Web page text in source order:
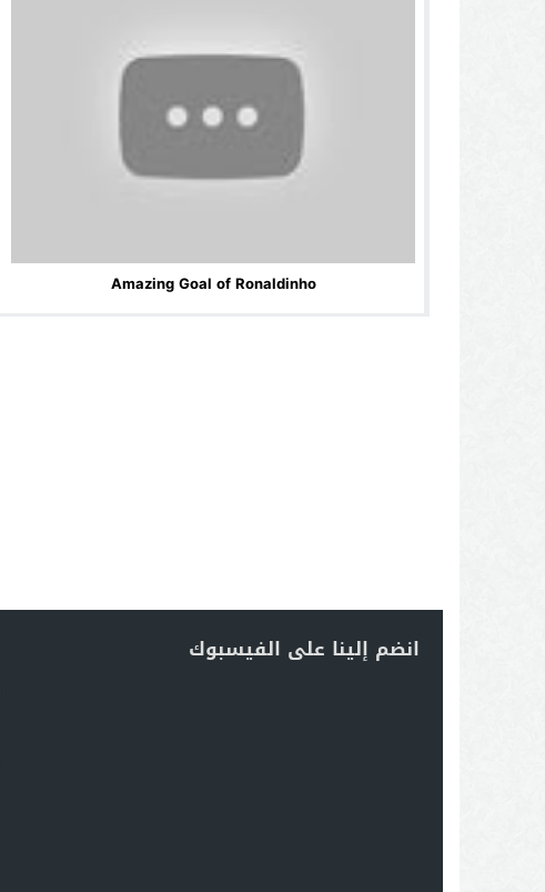
Amazing Goal of Ronaldinho
انضم إلينا على الفيسبوك